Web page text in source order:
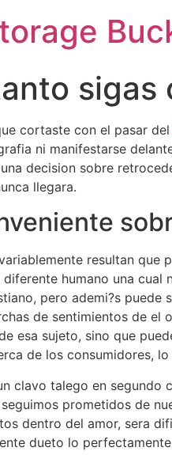
sigas
cortaste con el pasar del
ni manifestarse
decision sobre
llegara.
resultan que
diferente humano una
pero ademi?s
de sentimientos de el
esa sujeto, sino que
de los consumidores,
clavo talego en segundo
prometidos de
dentro del amor, sera
dueto lo